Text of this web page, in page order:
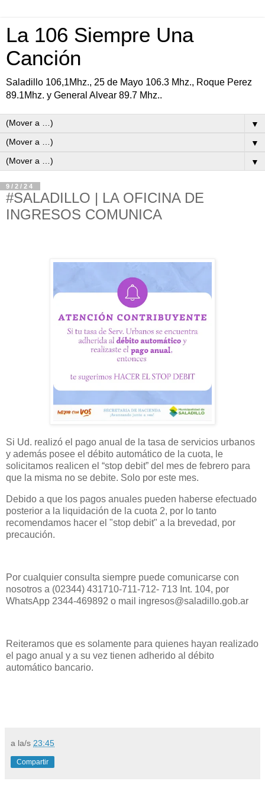
La 106 Siempre Una
Canción
Saladillo 106,1Mhz., 25 de Mayo 106.3 Mhz., Roque Perez
89.1Mhz. y General Alvear 89.7 Mhz..
▼
▼
▼
9/2/24
#SALADILLO | LA OFICINA DE
INGRESOS COMUNICA
Si Ud. realizó el pago anual de la tasa de servicios urbanos
y además posee el débito automático de la cuota, le
solicitamos realicen el “stop debit” del mes de febrero para
que la misma no se debite. Solo por este mes.
Debido a que los pagos anuales pueden haberse efectuado
posterior a la liquidación de la cuota 2, por lo tanto
recomendamos hacer el "stop debit" a la brevedad, por
precaución.
Por cualquier consulta siempre puede comunicarse con
nosotros a (02344) 431710-711-712- 713 Int. 104, por
WhatsApp 2344-469892 o mail ingresos@saladillo.gob.ar
Reiteramos que es solamente para quienes hayan realizado
el pago anual y a su vez tienen adherido al débito
automático bancario.
a la/s 23:45
Compartir